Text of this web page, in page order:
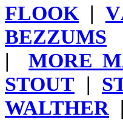
FLOOK |
BEZZUMS
|MORE
STOUT |
WALTHER |